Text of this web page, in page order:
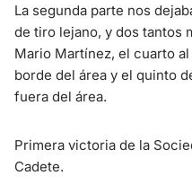
La segunda parte nos
de tiro lejano, y dos tantos
Mario Martínez, el cuarto
borde del área y el quinto
fuera del área.
Primera victoria de la
Cadete.